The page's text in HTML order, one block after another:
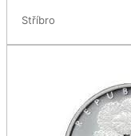
Stříbro